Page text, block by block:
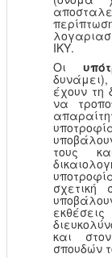
ΙΚΥ.
Οι
έχουν τη
να
τους
και
σπουδών